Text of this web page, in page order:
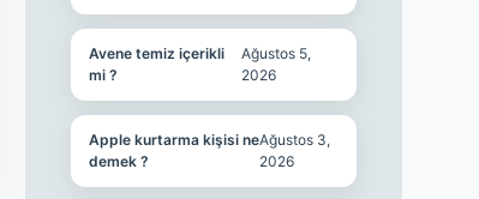
Avene temiz içerikli
mi ?
Ağustos 5,
2026
Apple kurtarma kişisi ne
demek ?
Ağustos 3,
2026